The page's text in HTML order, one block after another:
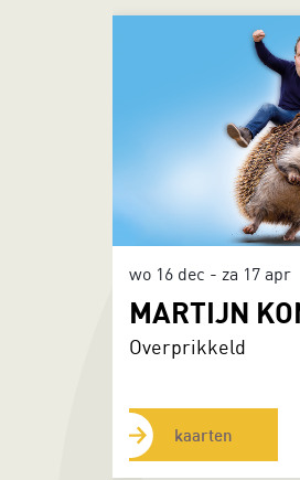
MARTIJN
Overprikkeld
wo 16 dec - za 17 apr
kaarten